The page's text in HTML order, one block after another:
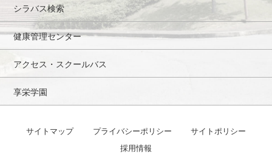
シラバス検索
健康管理センター
アクセス・スクールバス
享栄学園
サイトマップ プライバシーポリシー
サイトポリシー
採用情報